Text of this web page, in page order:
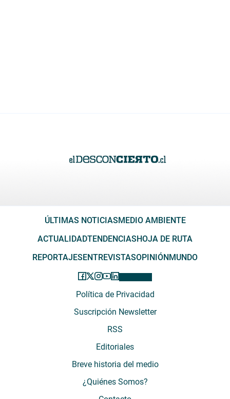
ÚLTIMAS NOTICIAS MEDIO AMBIENTE
ACTUALIDADTENDENCIAS HOJA DE RUTA
REPORTAJES ENTREVISTASOPINIÓN MUNDO
Política de Privacidad
Suscripción Newsletter
RSS
Editoriales
Breve historia del medio
¿Quiénes Somos?